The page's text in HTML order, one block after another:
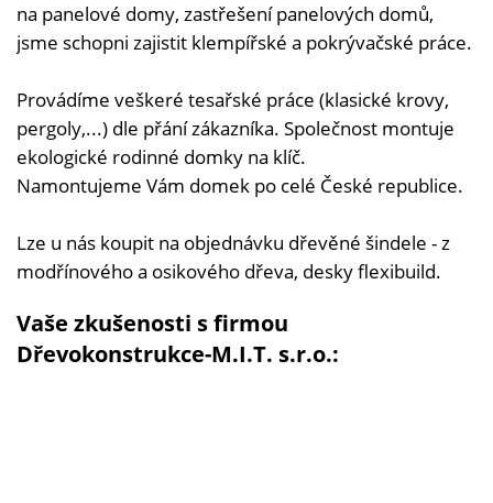
na panelové domy, zastřešení panelových domů,
jsme schopni zajistit klempířské a pokrývačské práce.
Provádíme veškeré tesařské práce (klasické krovy,
pergoly,...) dle přání zákazníka. Společnost montuje
ekologické rodinné domky na klíč.
Namontujeme Vám domek po celé České republice.
Lze u nás koupit na objednávku dřevěné šindele - z
modřínového a osikového dřeva, desky flexibuild.
Vaše zkušenosti s firmou
Dřevokonstrukce-M.I.T. s.r.o.: